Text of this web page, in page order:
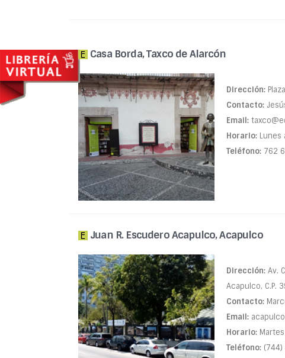
Casa Borda, Taxco de Alarcón
Dirección:
Contacto:
Email:
Horario: Lunes
Teléfono: 762
Juan R. Escudero Acapulco, Acapulco
Dirección: Av.
Acapulco, C.P.
Contacto:
Email:
Horario:
Teléfono: